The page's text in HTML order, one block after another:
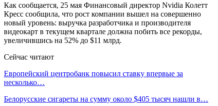
Как сообщается, 25 мая Финансовый директор Nvidia Колетт
Кресс сообщила, что рост компании вышел на совершенно
новый уровень: выручка разработчика и производителя
видеокарт в текущем квартале должна побить все рекорды,
увеличившись на 52% до $11 млрд.
Сейчас читают
Европейский центробанк повысил ставку впервые за
несколько…
Белорусские сигареты на сумму около $405 тысяч нашли в…